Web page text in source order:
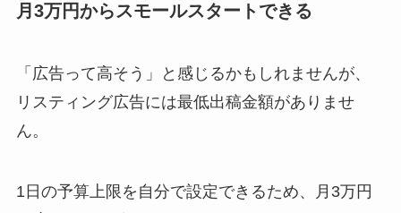
月3万円からスモールスタートできる
「広告って高そう」と感じるかもしれませんが、
リスティング広告には最低出稿金額がありませ
ん。
1日の予算上限を自分で設定できるため、月3万円